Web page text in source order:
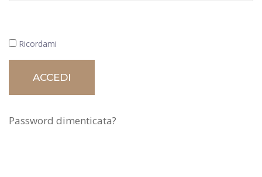
Ricordami
ACCEDI
Password dimenticata?